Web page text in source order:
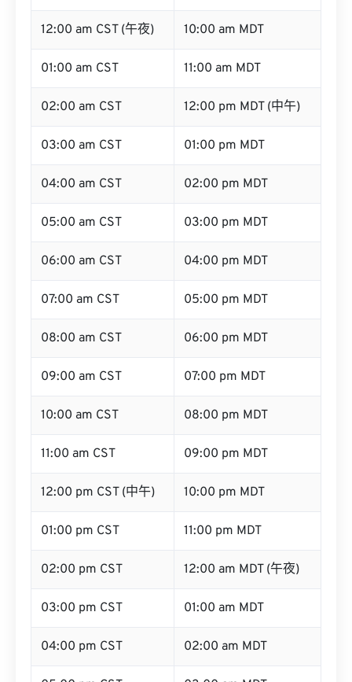
12:00 am CST (午夜) 10:00 am MDT
01:00 am CST 11:00 am MDT
02:00 am CST 12:00 pm MDT (中午)
03:00 am CST 01:00 pm MDT
04:00 am CST 02:00 pm MDT
05:00 am CST 03:00 pm MDT
06:00 am CST 04:00 pm MDT
07:00 am CST 05:00 pm MDT
08:00 am CST 06:00 pm MDT
09:00 am CST 07:00 pm MDT
10:00 am CST 08:00 pm MDT
11:00 am CST 09:00 pm MDT
12:00 pm CST (中午) 10:00 pm MDT
01:00 pm CST 11:00 pm MDT
02:00 pm CST 12:00 am MDT (午夜)
03:00 pm CST 01:00 am MDT
04:00 pm CST 02:00 am MDT